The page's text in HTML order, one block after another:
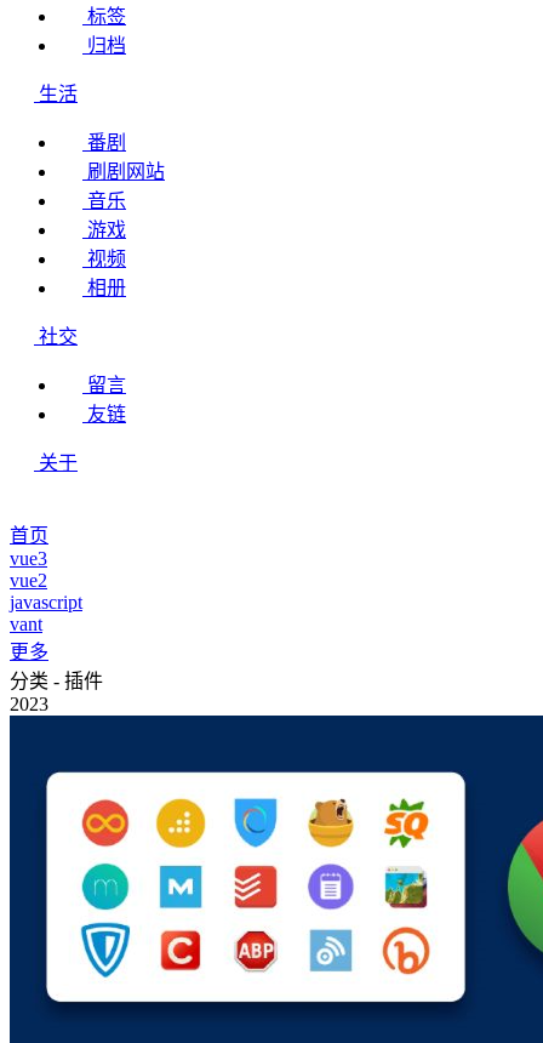
标签
归档
生活
番剧
刷剧网站
音乐
游戏
视频
相册
社交
留言
友链
关于
首页
vue3
vue2
javascript
vant
更多
分类 - 插件
2023